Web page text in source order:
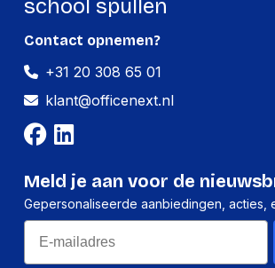
school spullen
Contact opnemen?
+31 20 308 65 01
klant@officenext.nl
Meld je aan voor de
Gepersonaliseerde aanbiedingen, acties,
Email